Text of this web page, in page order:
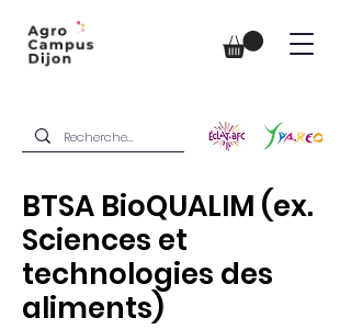
BTSA BioQUALIM (ex.
Sciences et
technologies des
aliments)